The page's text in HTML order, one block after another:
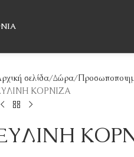
σελίδα Δώρα
ΚΟΡΝΙΖΑ